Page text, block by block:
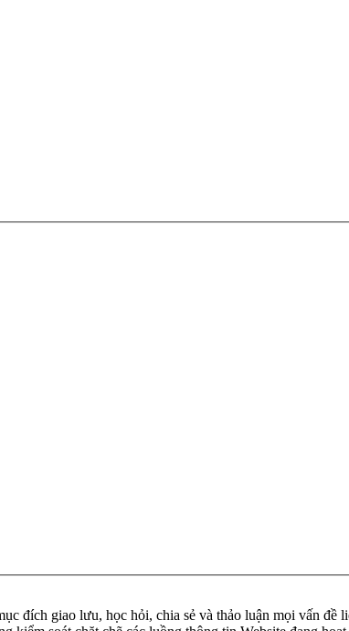
đích giao lưu, học hỏi, chia sẻ và thảo luận mọi vấn đề